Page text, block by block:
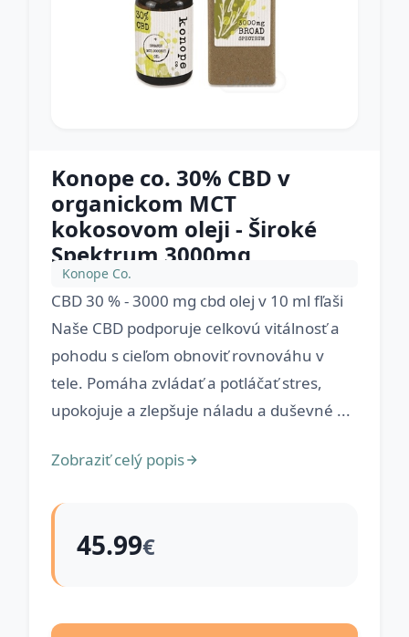
Konope co. 30% CBD v
organickom MCT
kokosovom oleji - Široké
Spektrum 3000mg
Konope Co.
CBD 30 % - 3000 mg cbd olej v 10 ml fľaši
Naše CBD podporuje celkovú vitálnosť a
pohodu s cieľom obnoviť rovnováhu v
tele. Pomáha zvládať a potláčať stres,
upokojuje a zlepšuje náladu a duševné ...
Zobraziť celý popis
45.99€